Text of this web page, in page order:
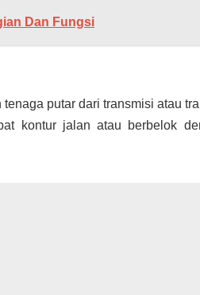
Dan Fungsi
putar dari transmisi atau
kontur jalan atau berbelok